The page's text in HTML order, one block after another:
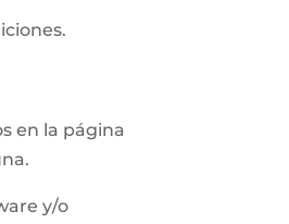
en la página
y/o